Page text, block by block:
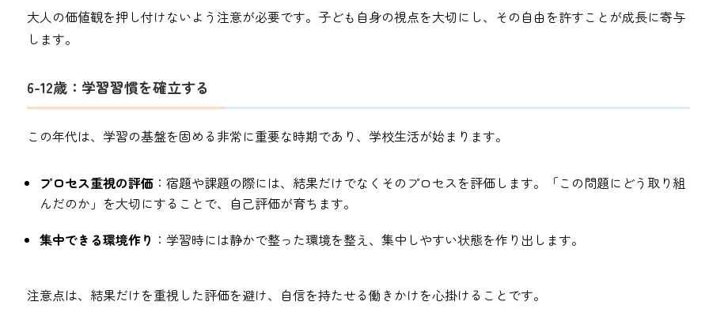
大人の価値観を押し付けないよう注意が必要です。子ども自身の視点を大切にし、その自由を許すことが成長に寄与
します。
6-12歳：学習習慣を確立する
この年代は、学習の基盤を固める非常に重要な時期であり、学校生活が始まります。
プロセス重視の評価：宿題や課題の際には、結果だけでなくそのプロセスを評価します。「この問題にどう取り組
んだのか」を大切にすることで、自己評価が育ちます。
集中できる環境作り ：学習時には静かで整った環境を整え、集中しやすい状態を作り出します。
注意点は、結果だけを重視した評価を避け、自信を持たせる働きかけを心掛けることです。